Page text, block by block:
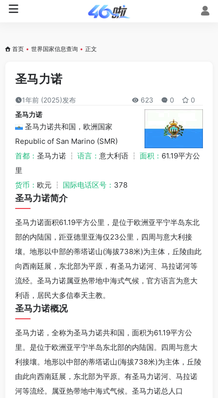
首页 • 世界国家信息查询 • 正文
圣马力诺
1年前 (2025)发布 623 0
0
圣马力诺
圣马力诺共和国，欧洲国家
Republic of San Marino (SMR)
首都： 圣马力诺 ┆ 语言： 意大利语 ┆ 面积： 61.19平方公
里
货币： 欧元 ┆ 国际电话区号： 378
圣马力诺简介
圣马力诺面积61.19平方公里，是位于欧洲亚平宁半岛东北
部的内陆国，距亚德里亚海仅23公里，四周与意大利接
壤。地形以中部的蒂塔诺山(海拔738米)为主体，丘陵由此
向西南廷展，东北部为平原，有圣马力诺河、马拉诺河等
流经。圣马力诺属亚热带地中海式气候，官方语言为意大
利语，居民大多信奉天主教。
圣马力诺概况
圣马力诺，全称为圣马力诺共和国，面积为61.19平方公
里。是位于欧洲亚平宁半岛东北部的内陆国。四周与意大
利接壤。地形以中部的蒂塔诺山(海拔738米)为主体，丘陵
由此向西南廷展，东北部为平原。有圣马力诺河、马拉诺
河等流经。属亚热带地中海式气候。圣马力诺总人口